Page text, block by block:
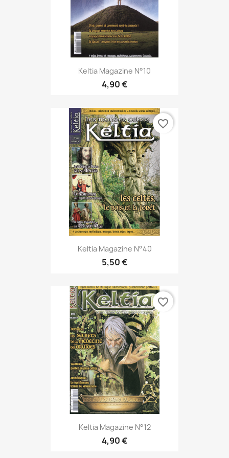
Keltia Magazine N°10
4,90 €
Keltia Magazine N°40
5,50 €
favorite_border
Keltia Magazine N°12
4,90 €
favorite_border